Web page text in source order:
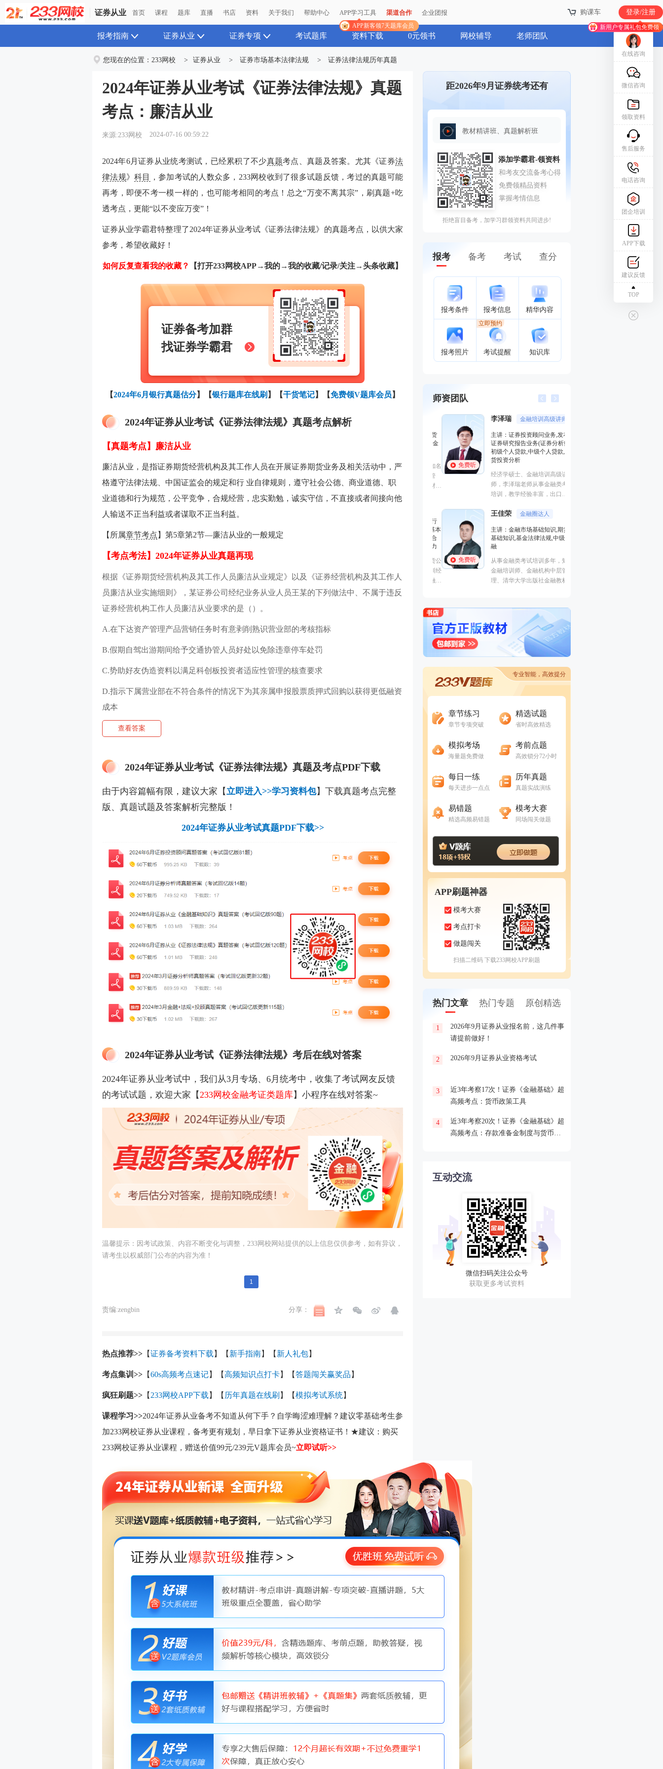
证券从业 首页 课程 题库 直播 书店 资料 关于我们 帮助中心 APP学习工具
APP新客领7天题库会员
渠道合作 企业团报 购课车 登录/注册
新用户专属礼包免费领
证券从业 首页 课程 题库 直播 书店 资料 关于我们 帮助中心 APP学习工具
APP新客领7天题库会员
渠道合作 企业团报 购课车 登录/注册
新用户专属礼包免费领
报考指南 证券从业 证券专项 考试题库 资料下载 0元领书 网校辅导 老师团队
您现在的位置： 233网校 > 证券从业 > 证券市场基本法律法规 > 证券法律法规历年真题
2024年证券从业考试《证券法律法规》真题
考点：廉洁从业
来源:233网校 2024-07-16 00:59:22
2024年6月证券从业统考测试，已经累积了不少真题考点、真题及答案。尤其《证券法
律法规》科目
，参加考试的人数众多，233网校收到了很多试题反馈，考过的真题可能
再考，即便不考一模一样的，也可能考相同的考点！总之“万变不离其宗”，刷真题+吃
透考点，更能“以不变应万变”！
证券从业学霸君特整理了2024年证券从业考试 《证券法律法规》的真题考点，以供大家
参考，希望收藏好！
如何反复查看我的收藏？ 【打开233网校APP→我的→我的收藏/记录/关注→头条收藏】
证券备考加群
找证券学霸君
【2024年6月银行真题估分】 【银行题库在线刷 】 【干货笔记】 【免费领V题库会员 】
2024年证券从业考试《证券法律法规》真题考点解析
【真题考点】 廉洁从业
廉洁从业，是指证券期货经营机构及其工作人员在开展证券期货业务及相关活动中，严
格遵守法律法规、中国证监会的规定和行 业自律规则，遵守社会公德、商业道德、职
业道德和行为规范，公平竞争，合规经营，忠实勤勉，诚实守信，不直接或者间接向他
人输送不正当利益或者谋取不正当利益。
【所属章节考点 】第5章第2节—廉洁从业的一般规定
【考点考法】2024年证券从业真题再现
根据《证券期货经营机构及其工作人员廉洁从业规定》以及《证券经营机构及其工作人
员廉洁从业实施细则》，某证券公司经纪业务从业人员王某的下列做法中、不属于违反
证券经营机构工作人员廉洁从业要求的是（）。
A.在下达资产管理产品营销任务时有意剥削熟识营业部的考核指标
B.假期自驾出游期间给予交通协管人员好处以免除违章停车处罚
C.势助好友伪造资料以满足科创板投资者适应性管理的核查要求
D.指示下属营业部在不符合条件的情况下为其亲属申报股票质押式回购以获得更低融资
成本
查看答案
2024年证券从业考试《证券法律法规》真题及考点PDF下载
由于内容篇幅有限，建议大家【立即进入>>学习资料包】下载真题考点完整
版、真题试题及答案解析完整版！
2024年证券从业考试真题PDF下载>>
2024年证券从业考试《证券法律法规》考后在线对答案
2024年证券从业考试中，我们从3月专场、6月统考中，收集了考试网友反馈
的考试试题，欢迎大家【233网校金融考证类题库】小程序在线对答案~
温馨提示：因考试政策、内容不断变化与调整，233网校网站提供的以上信息仅供参考，如有异议，
请考生以权威部门公布的内容为准！
1
责编:zengbin 分享：
热点推荐>> 【证券备考资料下载 】【 新手指南】【 新人礼包】
考点集训>> 【60s高频考点速记】【高频知识点打卡】【答题闯关赢奖品 】
疯狂刷题>> 【 233网校APP下载 】【 历年真题在线刷 】【模拟考试系统】
课程学习>>2024年证券从业备考不知道从何下手？自学晦涩难理解？建议零基础考生参
加233网校证券从业课程，备考更有规划，早日拿下证券从业资格证书！★建议：购买
233网校证券从业课程，赠送价值99元/239元V题库会员~立即试听>>
距2026年9月证券统考还有
教材精讲班、真题解析班
拒绝盲目备考，加学习群领资料共同进步!
报考 备考 考试 查分
报考条件 报考信息 精华内容
报考照片 考试提醒
立即预约
知识库
师资团队
免费听
李泽瑞 金融培训高级讲师
主讲：证券投资顾问业务,发布
证券研究报告业务(证券分析师),
初级个人贷款,中级个人贷款,期
货投资分析
经济学硕士、金融培训高级讲
师，李泽瑞老师从事金融类考证
培训，教学经验丰富，出口
能的很有个人风格的老师，江湖
外弟子。
免费听
王佳荣 金融圈达人
主讲：金融市场基础知识,期货
基础知识,基金法律法规,中级金
从事金融类考试培训多年，知名
金融培训师、金融机构中层管
理、清华大学出版社金融教材副
的“一哥”。
专业智能，高效提分
章节练习
章节专项突破
精选试题
省时高效精选
模拟考场
海量题免费做
考前点题
高效锁分72小时
每日一练
每天进步一点点
历年真题
真题实战演练
易错题
精选高频易错题
模考大赛
同场闯关做题
APP刷题神器
模考大赛
考点打卡
做题闯关
扫描二维码 下载233网校APP刷题
热门文章 热门专题 原创精选
1
2026年9月证券从业报名前，这几件事
请提前做好！
2 2026年9月证券从业资格考试
3
近3年考察17次！证券《金融基础》超
高频考点：货币政策工具
4
近3年考察20次！证券《金融基础》超
高频考点：存款准备金制度与货币乘
互动交流
微信扫码关注公众号
获取更多考试资料
在线咨询
微信咨询
领取资料
售后服务
电话咨询
团企培训
APP下载
建议反馈
TOP